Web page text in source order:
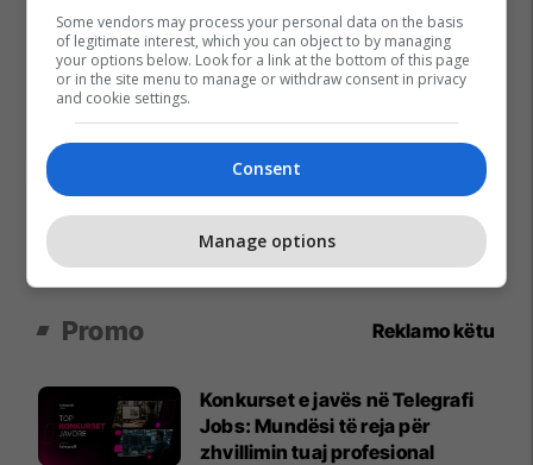
Promo Reklamo këtu
Konkurset e javës në Telegrafi
Jobs: Mundësi të reja për
zhvillimin tuaj profesional
Some vendors may process your personal data on the basis
of legitimate interest, which you can object to by managing
your options below. Look for a link at the bottom of this page
or in the site menu to manage or withdraw consent in privacy
and cookie settings.
Consent
Manage options